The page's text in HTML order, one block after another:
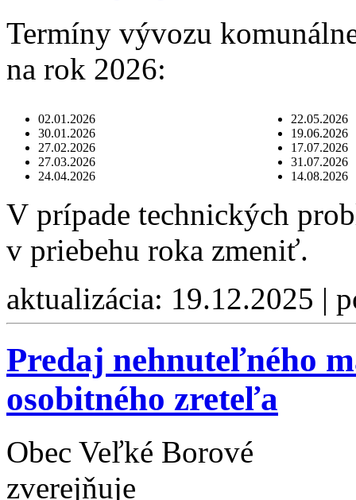
Termíny vývozu
na rok 2026:
02.01.2026
30.01.2026
27.02.2026
27.03.2026
24.04.2026
22.05.2026
19.06.2026
17.07.2026
31.07.2026
14.08.2026
V prípade technických
v priebehu roka zmeniť.
aktualizácia: 19.12.2025 |
Predaj nehnuteľného
osobitného zreteľa
Obec Veľké Borové
zverejňuje